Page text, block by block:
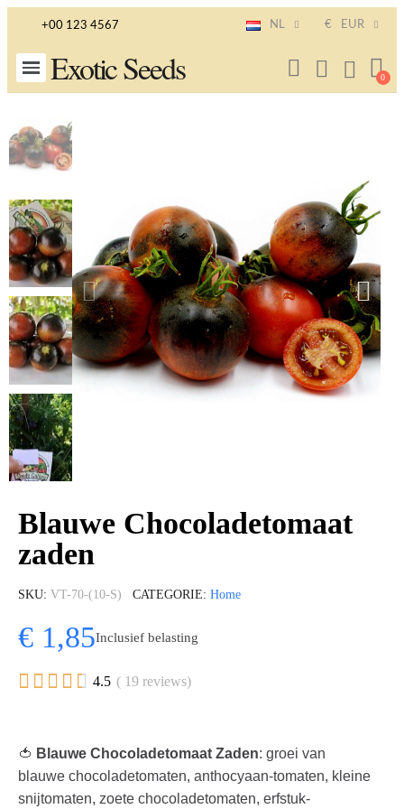
+00 123 4567 NL € EUR
Exotic Seeds
Blauwe Chocoladetomaat
zaden
SKU VT-70-(10-S) CATEGORIE Home
€ 1,85Inclusief belasting
     4.5 ( 19 reviews)
🍅 Blauwe Chocoladetomaat Zaden: groei van
blauwe chocoladetomaten, anthocyaan-tomaten, kleine
snijtomaten, zoete chocoladetomaten, erfstuk-